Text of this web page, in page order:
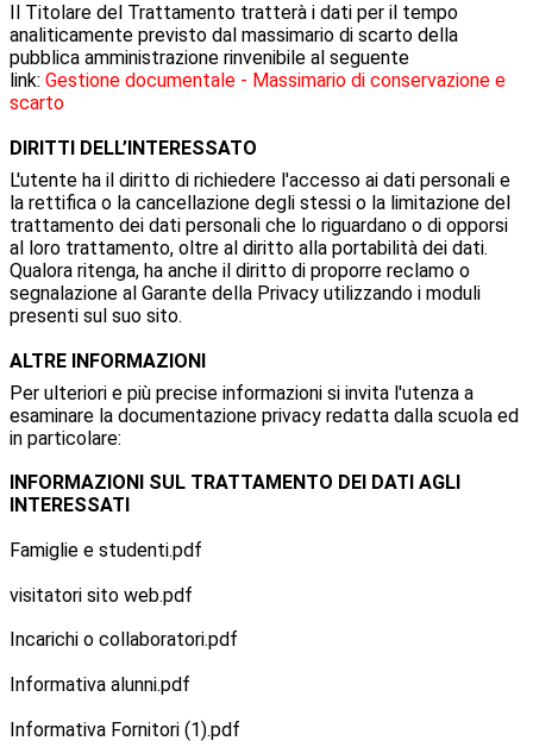
Il Titolare del Trattamento tratterà i dati per il tempo
analiticamente previsto dal massimario di scarto della
pubblica amministrazione rinvenibile al seguente
link: Gestione documentale - Massimario di conservazione e
scarto
DIRITTI DELL’INTERESSATO
L'utente ha il diritto di richiedere l'accesso ai dati personali e
la rettifica o la cancellazione degli stessi o la limitazione del
trattamento dei dati personali che lo riguardano o di opporsi
al loro trattamento, oltre al diritto alla portabilità dei dati.
Qualora ritenga, ha anche il diritto di proporre reclamo o
segnalazione al Garante della Privacy utilizzando i moduli
presenti sul suo sito.
ALTRE INFORMAZIONI
Per ulteriori e più precise informazioni si invita l'utenza a
esaminare la documentazione privacy redatta dalla scuola ed
in particolare:
INFORMAZIONI SUL TRATTAMENTO DEI DATI AGLI
INTERESSATI
Famiglie e studenti.pdf
visitatori sito web.pdf
Incarichi o collaboratori.pdf
Informativa alunni.pdf
Informativa Fornitori (1).pdf